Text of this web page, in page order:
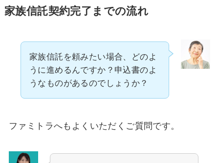
家族信託契約完了までの流れ
家族信託を頼みたい場合、どのよ
うに進めるんですか？申込書のよ
うなものがあるのでしょうか？
ファミトラへもよくいただくご質問です。